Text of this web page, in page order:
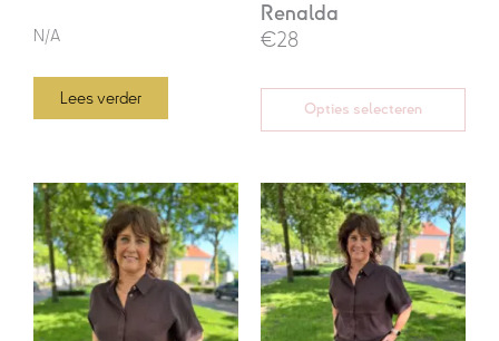
N/A
Lees verder
Renalda
€28
Opties selecteren
Oorspronkelijke
prijs
was:
€69,95.
Huidige
prijs
is:
€49,00.